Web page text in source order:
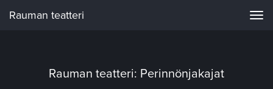
Rauman teatteri
Rauman teatteri: Perinnönjakajat